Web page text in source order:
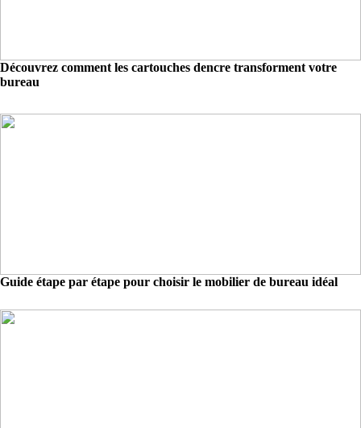
Découvrez comment les cartouches dencre transforment votre
bureau
Guide étape par étape pour choisir le mobilier de bureau idéal